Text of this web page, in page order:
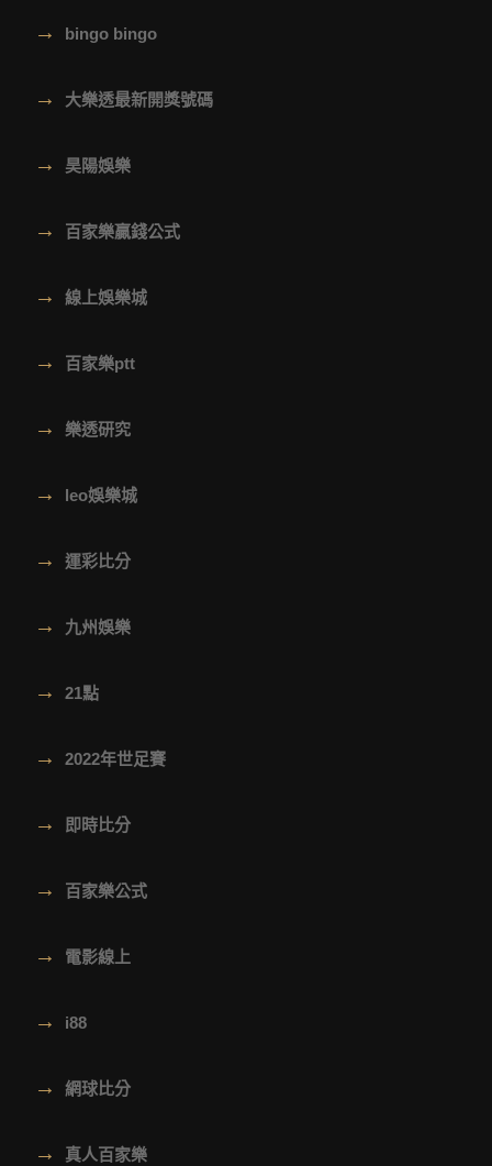
→ bingo bingo
→ 大樂透最新開獎號碼
→ 昊陽娛樂
→ 百家樂贏錢公式
→ 線上娛樂城
→ 百家樂ptt
→ 樂透研究
→ leo娛樂城
→ 運彩比分
→ 九州娛樂
→ 21點
→ 2022年世足賽
→ 即時比分
→ 百家樂公式
→ 電影線上
→ i88
→ 網球比分
→ 真人百家樂